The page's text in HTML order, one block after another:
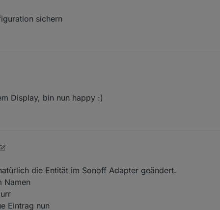
sichern
Konfiguration sichern
Display, bin nun happy :)
die Entität im Sonoff Adapter geändert.
Namen
Eintrag nun